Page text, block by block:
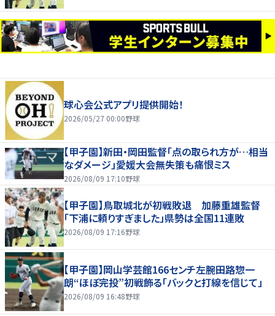
球心会公式アプリ提供開始！
2026/05/27 00:00野球
【甲子園】新田・岡田監督「点の取られ方が…相当
なダメージ」愛媛大会無失策も痛恨ミス
2026/08/09 17:10野球
【甲子園】鳥取城北が初戦敗退 加藤重雄監督
「下浦に頼りすぎました」県勢は全国11連敗
2026/08/09 17:16野球
【甲子園】岡山学芸館166センチ左腕田路惣一
朗“ほぼ完投”初戦飾る「バックと打線を信じて」
2026/08/09 16:48野球